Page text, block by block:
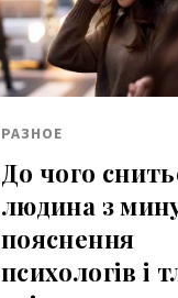
РАЗНОЕ
До чого
людина з
пояснення
психологів і